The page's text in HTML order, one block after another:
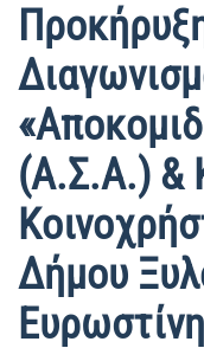
(Α.Σ.Α.) &
Δήμου